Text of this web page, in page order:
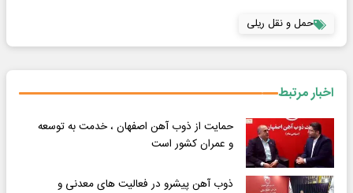
حمل و نقل ریلی
اخبار مرتبط
حمایت از ذوب آهن اصفهان ، خدمت به توسعه
و عمران کشور است
ذوب آهن پیشرو در فعالیت های معدنی و